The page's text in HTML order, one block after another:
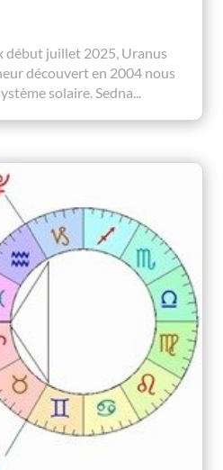
début juillet 2025, Uranus
découvert en 2004 nous
solaire. Sedna...